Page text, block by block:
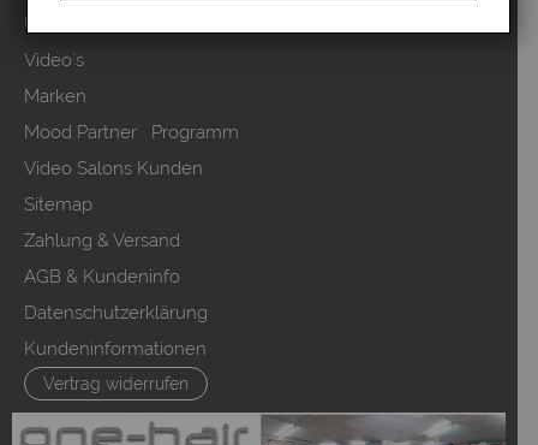
Über uns
Video`s
Marken
Mood Partner Programm
Video Salons Kunden
Sitemap
Zahlung & Versand
AGB & Kundeninfo
Datenschutzerklärung
Kundeninformationen
Vertrag widerrufen